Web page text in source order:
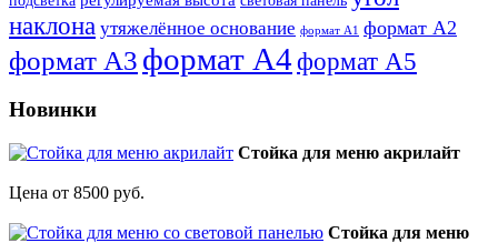
наклона утяжелённое основание формат А1 формат А2
формат А3 формат А4формат А5
Новинки
Стойка для меню акрилайт
Цена от 8500 руб.
Стойка для меню